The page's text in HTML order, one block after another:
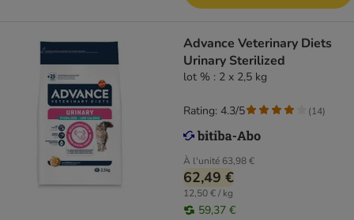
Advance Veterinary Diets
Urinary Sterilized
lot % : 2 x 2,5 kg
À l'unité 63,98 €
62,49 €
12,50 € / kg
59,37 €
Rating: 4.3/5 (14)